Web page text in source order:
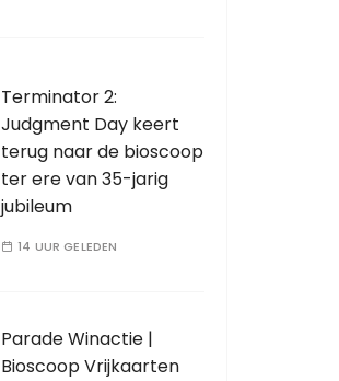
Terminator 2:
Judgment Day keert
terug naar de bioscoop
ter ere van 35-jarig
jubileum
14 UUR GELEDEN
Parade Winactie |
Bioscoop Vrijkaarten